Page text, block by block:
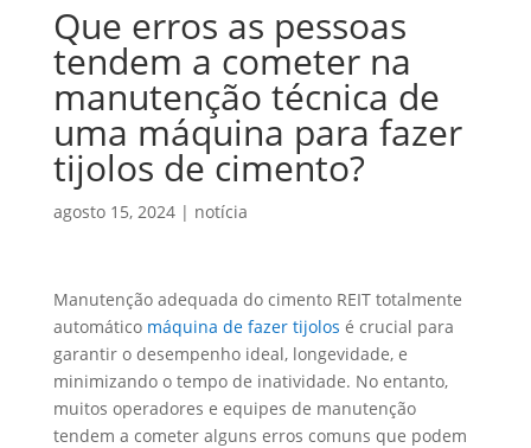
Que erros as pessoas
tendem a cometer na
manutenção técnica de
uma máquina para fazer
tijolos de cimento?
agosto 15, 2024| notícia
Manutenção adequada do cimento REIT totalmente
automático máquina de fazer tijolos é crucial para
garantir o desempenho ideal, longevidade, e
minimizando o tempo de inatividade. No entanto,
muitos operadores e equipes de manutenção
tendem a cometer alguns erros comuns que podem